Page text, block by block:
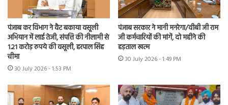
पंजाब कर विभाग ने वैट बकाया वसूली
अभियान में लाई तेजी, संपत्ति की नीलामी से
1.21 करोड़ रुपये की वसूली, हरपाल सिंह
चीमा
30 July 2026 - 1:53 PM
पंजाब सरकार ने मानी मनरेगा/वीबी जी राम
जी कर्मचारियों की मांगें, दो महीने की
हड़ताल खत्म
30 July 2026 - 1:49 PM